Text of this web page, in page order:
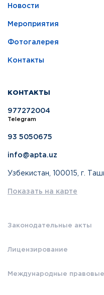
Новости
Мероприятия
Фотогалерея
Контакты
КОНТАКТЫ
977272004
Telegram
93 5050675
info@apta.uz
Узбекистан, 100015, г.
Показать на карте
Законодательные акты
Лицензирование
Международные